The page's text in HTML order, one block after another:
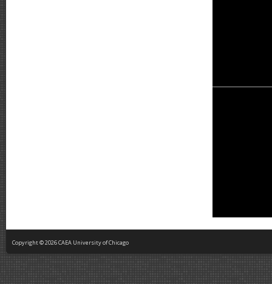
Copyright © 2026 CAEA University of Chicago